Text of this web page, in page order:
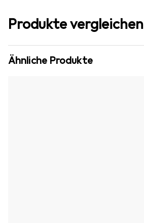
Produkte vergleichen
Ähnliche Produkte